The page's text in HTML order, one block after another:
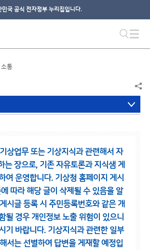
민국 공식 전자정부 누리집입니다.
소통
상업무 또는 기상지식과 관련해서 자
는 장으로, 기존 자유토론과 지식샘 게
여 운영합니다. 기상청 홈페이지 게시
따라 해당 글이 삭제될 수 있음을 알
게시글 등록 시 주민등록번호와 같은 개
될 경우 개인정보 노출 위험이 있으니
기 바랍니다. 기상지식과 관련한 일부
서는 선별하여 답변을 게재할 예정입